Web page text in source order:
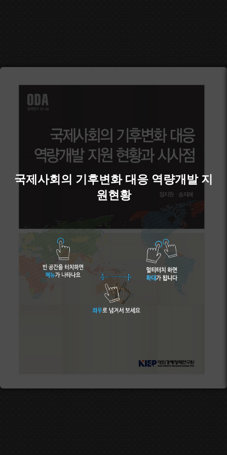
국제사회의 기후변화 대응 역량개발 지
원현황